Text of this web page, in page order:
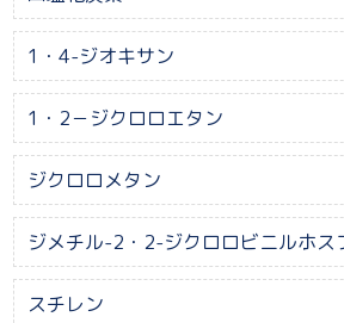
1・4-ジオキサン
1・2－ジクロロエタン
ジクロロメタン
ジメチル-2・2-ジクロロビニルホス
スチレン